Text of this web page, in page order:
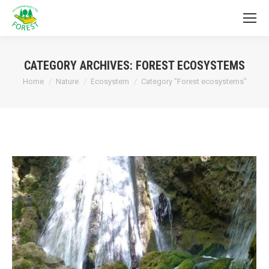
CATEGORY ARCHIVES: FOREST ECOSYSTEMS
You are here:
Home Nature Ecosystem Category "Forest ecosystems"